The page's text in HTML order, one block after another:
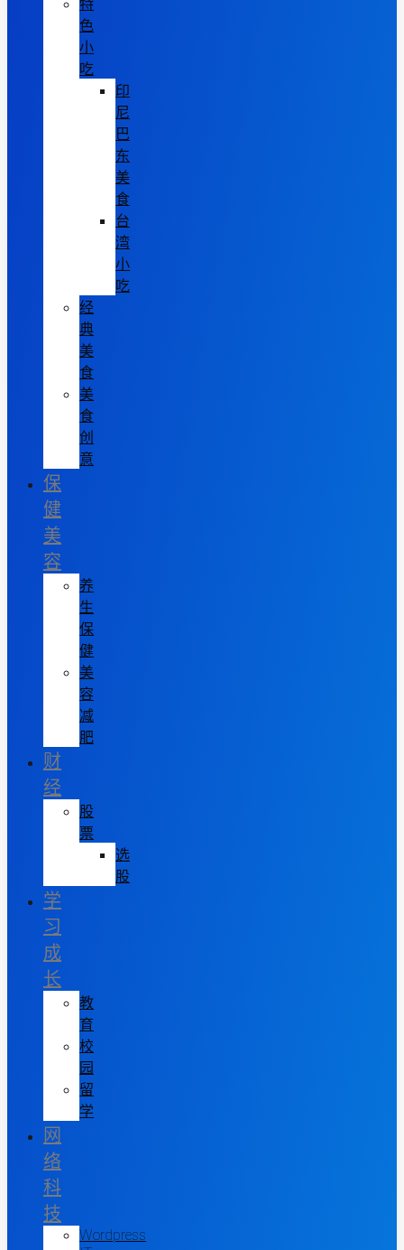
特
色
小
吃
印
尼
巴
东
美
食
台
湾
小
吃
经
典
美
食
美
食
创
意
保
健
美
容
养
生
保
健
美
容
减
肥
财
经
股
票
选
股
学
习
成
长
教
育
校
园
留
学
网
络
科
技
Wordpress